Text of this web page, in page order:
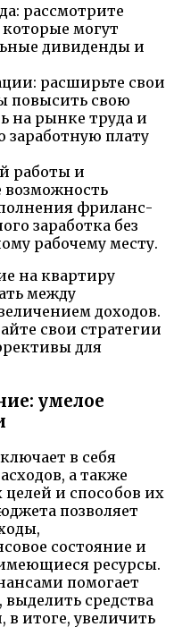
рассмотрите
могут
дивиденды и
расширьте свои
повысить свою
на рынке труда и
заработную плату
работы и
возможность
фриланс-
заработка без
рабочему месту.
на квартиру
между
доходов.
свои стратегии
для
умелое
в себя
а также
и способов их
позволяет
состояние и
ресурсы.
помогает
средства
итоге, увеличить